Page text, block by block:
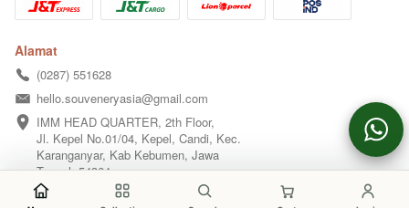
Alamat
(0287) 551628
hello.souveneryasia@gmail.com
IMM HEAD QUARTER, 2th Floor,
Jl. Kepel No.01/04, Kepel, Candi, Kec.
Karanganyar, Kab Kebumen, Jawa
Tengah 54364
Souvenery Asia Inc.